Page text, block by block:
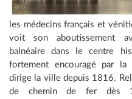
les médecins français et
voit son aboutissement
balnéaire dans le centre
fortement encouragé par la
dirige la ville depuis 1816.
de chemin de fer dès